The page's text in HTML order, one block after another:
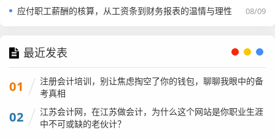
注册资本：是“真金白银”还是“空头支票”？
后，注册资本变成了一个可以随便填的数字。
我在查询系统中,经常看到注册资本5000万、1个亿的小微公
司，这时候，一定要看“实缴资本” 和“出资日期”。
怎么看： 如果实缴资本是空的，或者远低于注册资本，
这说明股东目前并没有把钱投进来，虽然法律上他们承
08/09
应付职工薪酬的核算，从工资条到财务报表的温情与理性
最近发表
01
注册会计培训，别让焦虑掏空了你的钱包，聊聊我眼中的备
考真相
02
江苏会计网，在江苏做会计，为什么这个网站是你职业生涯
中不可或缺的老伙计？